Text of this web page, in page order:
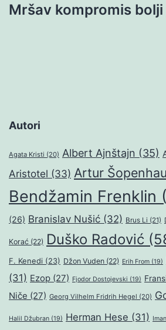
Mršav kompromis
Autori
Agata Kristi (20) Albert Ajnštajn (35)
Aristotel (33) Artur
Bendžamin Frenklin
(26) Branislav Nušić (32) Brus Li (21)
Korać (22) Duško Radović
F. Kenedi (23) Džon Vuden (22) Erih From (19)
(31) Ezop (27) Fjodor Dostojevski (19)
Niče (27) Georg Vilhelm Fridrih Hegel (20)
Halil Džubran (19) Herman Hese (31)